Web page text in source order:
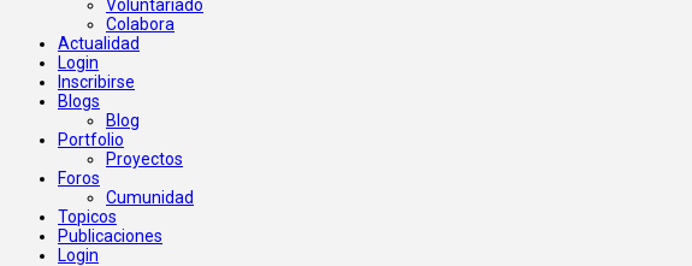
Voluntariado
Colabora
Actualidad
Login
Inscribirse
Blogs
Blog
Portfolio
Proyectos
Foros
Cumunidad
Topicos
Publicaciones
Login